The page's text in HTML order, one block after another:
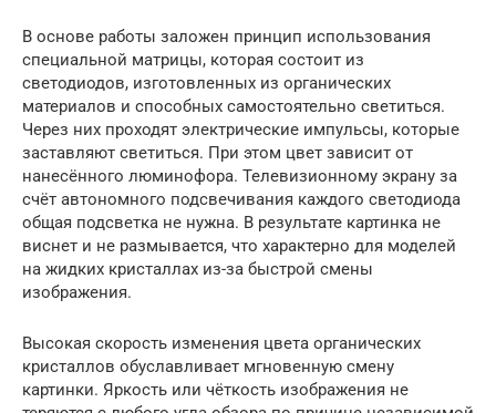
В основе работы заложен принцип использования
специальной матрицы, которая состоит из
светодиодов, изготовленных из органических
материалов и способных самостоятельно светиться.
Через них проходят электрические импульсы, которые
заставляют светиться. При этом цвет зависит от
нанесённого люминофора. Телевизионному экрану за
счёт автономного подсвечивания каждого светодиода
общая подсветка не нужна. В результате картинка не
виснет и не размывается, что характерно для моделей
на жидких кристаллах из-за быстрой смены
изображения.
Высокая скорость изменения цвета органических
кристаллов обуславливает мгновенную смену
картинки. Яркость или чёткость изображения не